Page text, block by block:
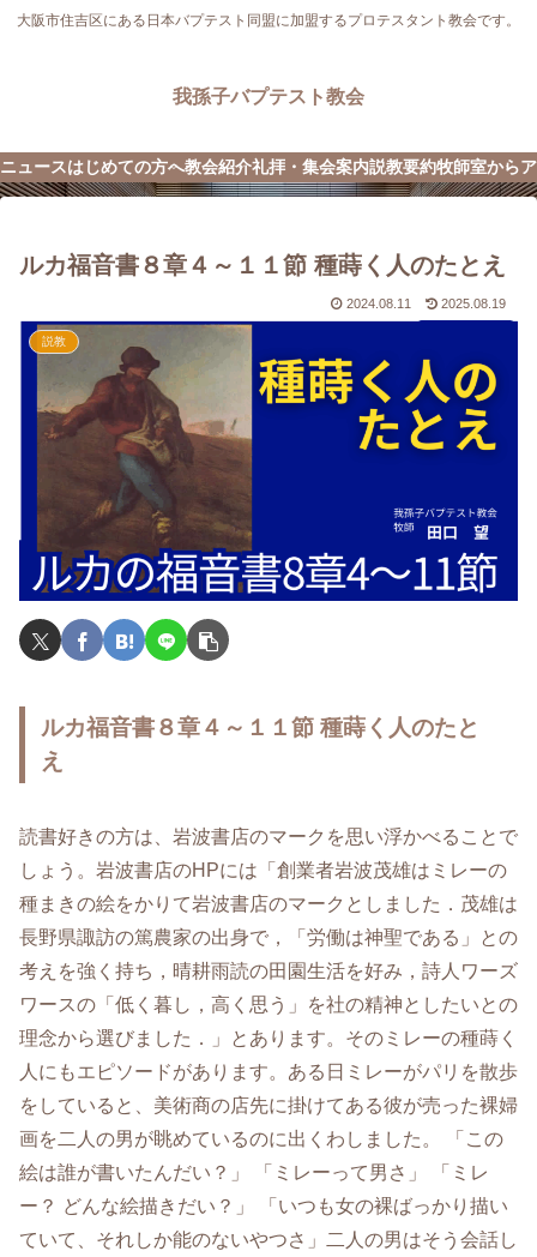
大阪市住吉区にある日本バプテスト同盟に加盟するプロテスタント教会です。
我孫子バプテスト教会
ニュースはじめての方へ教会紹介礼拝・集会案内説教要約牧師室から
ルカ福音書８章４～１１節 種蒔く人のたとえ
2024.08.11 2025.08.19
説教
ルカ福音書８章４～１１節 種蒔く人のたと
え
読書好きの方は、岩波書店のマークを思い浮かべることで
しょう。岩波書店のHPには「創業者岩波茂雄はミレーの
種まきの絵をかりて岩波書店のマークとしました．茂雄は
長野県諏訪の篤農家の出身で，「労働は神聖である」との
考えを強く持ち，晴耕雨読の田園生活を好み，詩人ワーズ
ワースの「低く暮し，高く思う」を社の精神としたいとの
理念から選びました．」とあります。そのミレーの種蒔く
人にもエピソードがあります。ある日ミレーがパリを散歩
をしていると、美術商の店先に掛けてある彼が売った裸婦
画を二人の男が眺めているのに出くわしました。 「この
絵は誰が書いたんだい？」 「ミレーって男さ」 「ミレ
ー？ どんな絵描きだい？」 「いつも女の裸ばっかり描い
ていて、それしか能のないやつさ」二人の男はそう会話し